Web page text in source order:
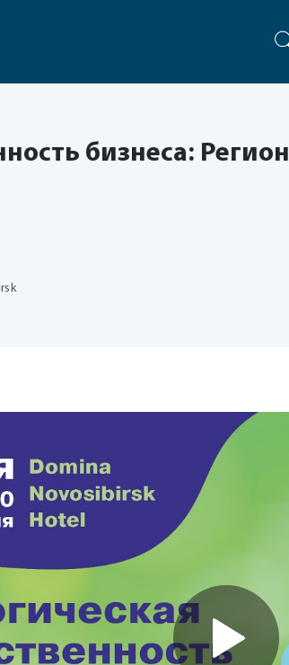
бизнеса: